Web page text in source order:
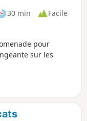
30 min
Facile
pour
sur les